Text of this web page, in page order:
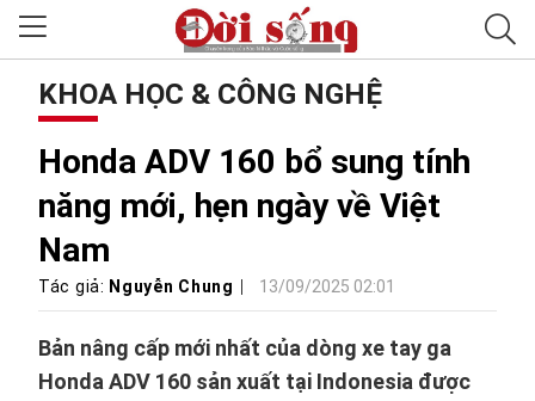
KHOA HỌC & CÔNG NGHỆ
Honda ADV 160 bổ sung tính
năng mới, hẹn ngày về Việt
Nam
Tác giả: Nguyễn Chung 13/09/2025 02:01
Bản nâng cấp mới nhất của dòng xe tay ga
Honda ADV 160 sản xuất tại Indonesia được